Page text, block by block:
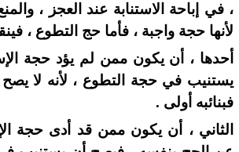
، في إباحة الاستنابة عند العجز ،
لأنها حجة واجبة ، فأما حج التطوع ،
أحدها ، أن يكون ممن لم يؤد حجة
يستنيب في حجة التطوع ، لأنه لا يصح
فبنائبه أولى .
الثاني ، أن يكون ممن قد أدى حجة